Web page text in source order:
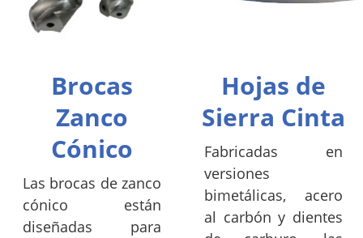
Brocas
Zanco
Cónico
Las brocas de zanco
cónico están
diseñadas para
Hojas de
Sierra Cinta
Fabricadas en
versiones
bimetálicas, acero
al carbón y dientes